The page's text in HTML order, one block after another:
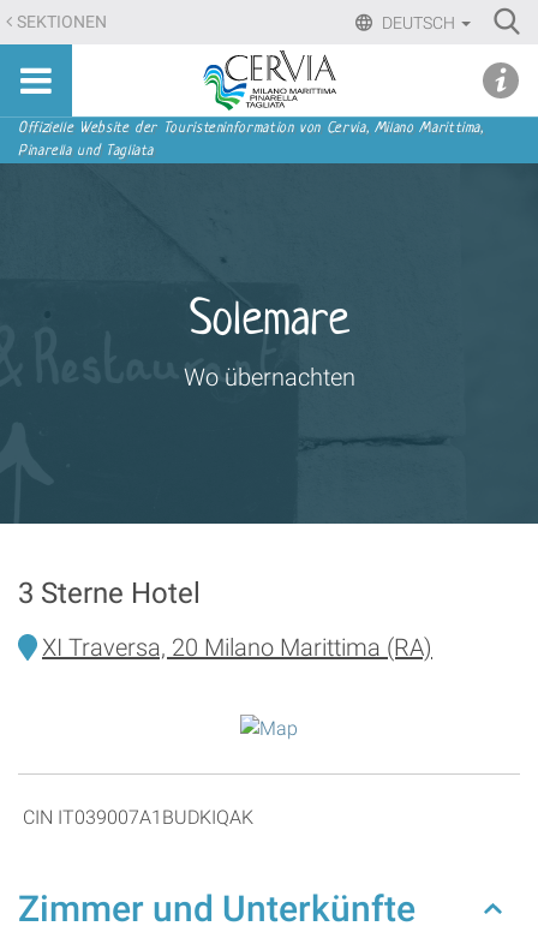
Direkt
zum
Inhalt
Direkt
zur
DEUTSCH
SEKTIONEN
Sito
turistico
ufficiale
Pinarella,
Tagliata
Sektionen
Offizielle Website der Touristeninformation von Cervia, Milano Marittima,
Pinarella und Tagliata
Solemare
Wo übernachten
3 Sterne Hotel
XI Traversa, 20 Milano Marittima (RA)
CIN IT039007A1BUDKIQAK
Zimmer und Unterkünfte
menu